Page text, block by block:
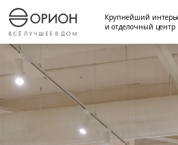
Крупнейший
и отделочный